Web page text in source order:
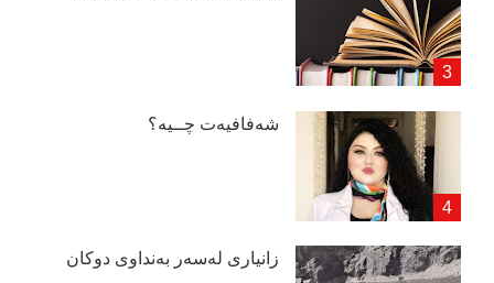
شەفافیەت چــیە؟
زانیاری لەسەر بەنداوی دوكان